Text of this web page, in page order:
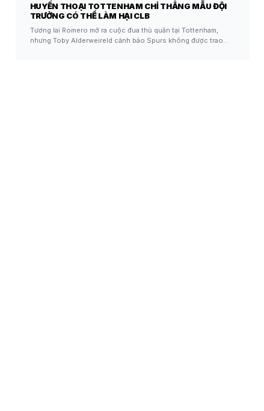
HUYỀN THOẠI TOTTENHAM CHỈ THẲNG MẪU ĐỘI
TRƯỞNG CÓ THỂ LÀM HẠI CLB
Tương lai Romero mở ra cuộc đua thủ quân tại Tottenham,
nhưng Toby Alderweireld cảnh báo Spurs không được trao…